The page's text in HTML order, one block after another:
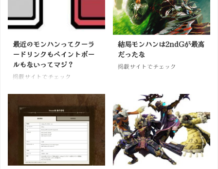
最近のモンハンってクーラ
ードリンクもペイントボー
ルもないってマジ？
掲載サイトでチェック
結局モンハンは2ndGが最高
だったな
掲載サイトでチェック